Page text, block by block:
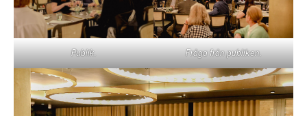
Publik. Fråga från publiken.